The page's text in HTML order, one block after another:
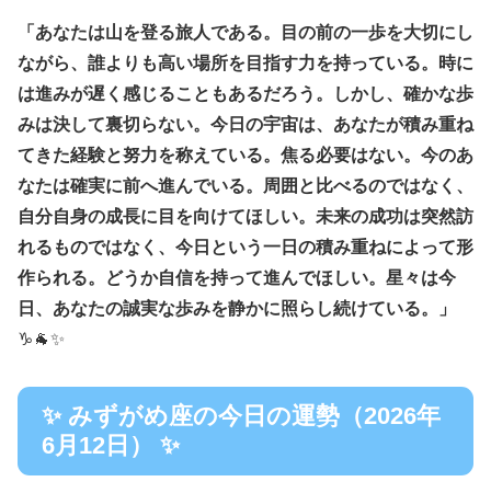
「あなたは山を登る旅人である。目の前の一歩を大切にし
ながら、誰よりも高い場所を目指す力を持っている。時に
は進みが遅く感じることもあるだろう。しかし、確かな歩
みは決して裏切らない。今日の宇宙は、あなたが積み重ね
てきた経験と努力を称えている。焦る必要はない。今のあ
なたは確実に前へ進んでいる。周囲と比べるのではなく、
自分自身の成長に目を向けてほしい。未来の成功は突然訪
れるものではなく、今日という一日の積み重ねによって形
作られる。どうか自信を持って進んでほしい。星々は今
日、あなたの誠実な歩みを静かに照らし続けている。」
♑🐐✨
✨ みずがめ座の今日の運勢（2026年
6月12日） ✨